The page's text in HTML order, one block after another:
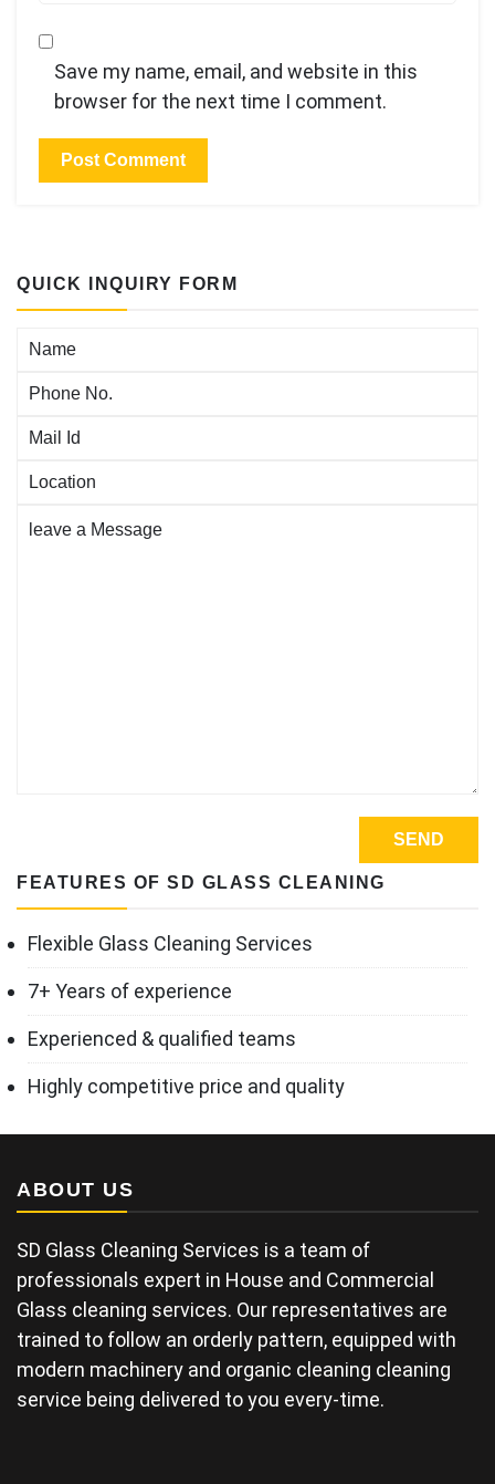
Save my name, email, and website in this
browser for the next time I comment.
QUICK INQUIRY FORM
FEATURES OF SD GLASS CLEANING
Flexible Glass Cleaning Services
7+ Years of experience
Experienced & qualified teams
Highly competitive price and quality
ABOUT US
SD Glass Cleaning Services is a team of
professionals expert in House and Commercial
Glass cleaning services. Our representatives are
trained to follow an orderly pattern, equipped with
modern machinery and organic cleaning cleaning
service being delivered to you every-time.